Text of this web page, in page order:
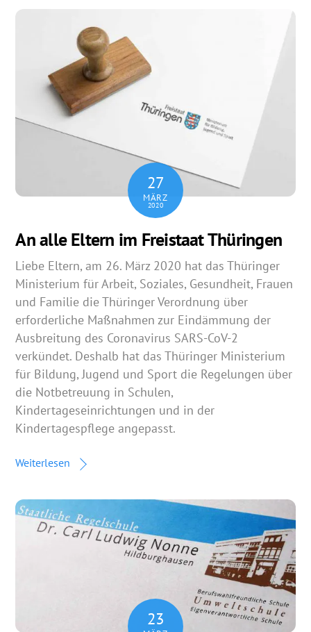
27
MÄRZ
2020
An alle Eltern im Freistaat Thüringen
Liebe Eltern, am 26. März 2020 hat das Thüringer
Ministerium für Arbeit, Soziales, Gesundheit, Frauen
und Familie die Thüringer Verordnung über
erforderliche Maßnahmen zur Eindämmung der
Ausbreitung des Coronavirus SARS-CoV-2
verkündet. Deshalb hat das Thüringer Ministerium
für Bildung, Jugend und Sport die Regelungen über
die Notbetreuung in Schulen,
Kindertageseinrichtungen und in der
Kindertagespflege angepasst.
Weiterlesen
23